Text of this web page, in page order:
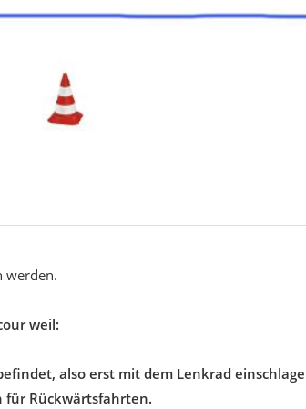
werden.
weil:
also erst mit dem Lenkrad
für Rückwärtsfahrten.